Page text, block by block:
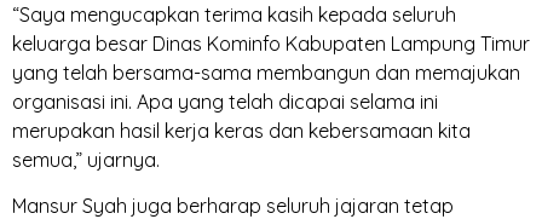
“Saya mengucapkan terima kasih kepada seluruh
keluarga besar Dinas Kominfo Kabupaten Lampung Timur
yang telah bersama-sama membangun dan memajukan
organisasi ini. Apa yang telah dicapai selama ini
merupakan hasil kerja keras dan kebersamaan kita
semua,” ujarnya.
Mansur Syah juga berharap seluruh jajaran tetap